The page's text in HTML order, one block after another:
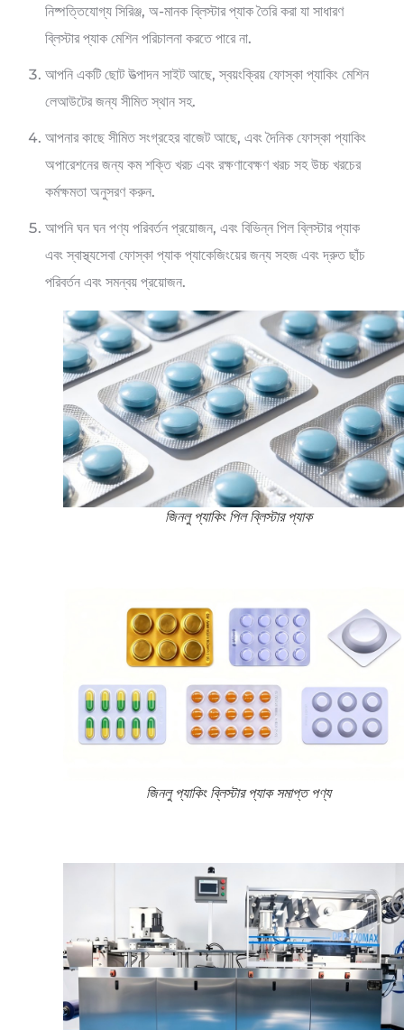
নিষ্পত্তিযোগ্য সিরিঞ্জ, অ-মানক ব্লিস্টার প্যাক তৈরি করা যা সাধারণ
ব্লিস্টার প্যাক মেশিন পরিচালনা করতে পারে না.
আপনি একটি ছোট উত্পাদন সাইট আছে, স্বয়ংক্রিয় ফোস্কা প্যাকিং মেশিন
লেআউটের জন্য সীমিত স্থান সহ.
আপনার কাছে সীমিত সংগ্রহের বাজেট আছে, এবং দৈনিক ফোস্কা প্যাকিং
অপারেশনের জন্য কম শক্তি খরচ এবং রক্ষণাবেক্ষণ খরচ সহ উচ্চ খরচের
কর্মক্ষমতা অনুসরণ করুন.
আপনি ঘন ঘন পণ্য পরিবর্তন প্রয়োজন, এবং বিভিন্ন পিল ব্লিস্টার প্যাক
এবং স্বাস্থ্যসেবা ফোস্কা প্যাক প্যাকেজিংয়ের জন্য সহজ এবং দ্রুত ছাঁচ
পরিবর্তন এবং সমন্বয় প্রয়োজন.
জিনলু প্যাকিং পিল ব্লিস্টার প্যাক
জিনলু প্যাকিং ব্লিস্টার প্যাক সমাপ্ত পণ্য